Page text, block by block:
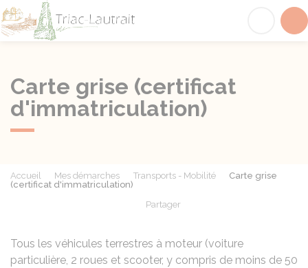
Carte grise (certificat
d'immatriculation)
Accueil Mes démarches Transports - Mobilité
Carte grise
(certificat d'immatriculation)
Partager
Tous les véhicules terrestres à moteur (voiture
particulière, 2 roues et scooter, y compris de moins de 50